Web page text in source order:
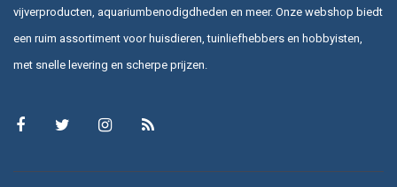
vijverproducten, aquariumbenodigdheden en meer. Onze webshop biedt
een ruim assortiment voor huisdieren, tuinliefhebbers en hobbyisten,
met snelle levering en scherpe prijzen.